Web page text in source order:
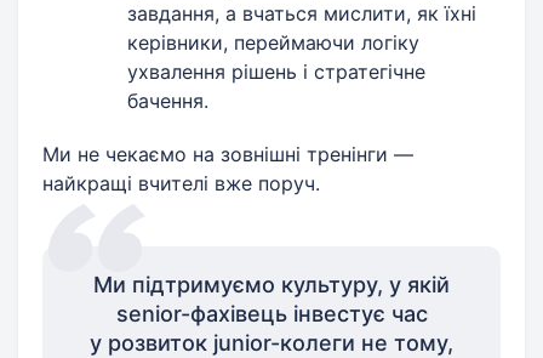
завдання, а вчаться мислити, як їхні
керівники, переймаючи логіку
ухвалення рішень і стратегічне
бачення.
Ми не чекаємо на зовнішні тренінги —
найкращі вчителі вже поруч.
Ми підтримуємо культуру, у якій
senior-фахівець інвестує час
у розвиток junior-колеги не тому,